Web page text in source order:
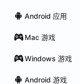
Android 应用
Mac 游戏
Windows 游戏
Android 游戏